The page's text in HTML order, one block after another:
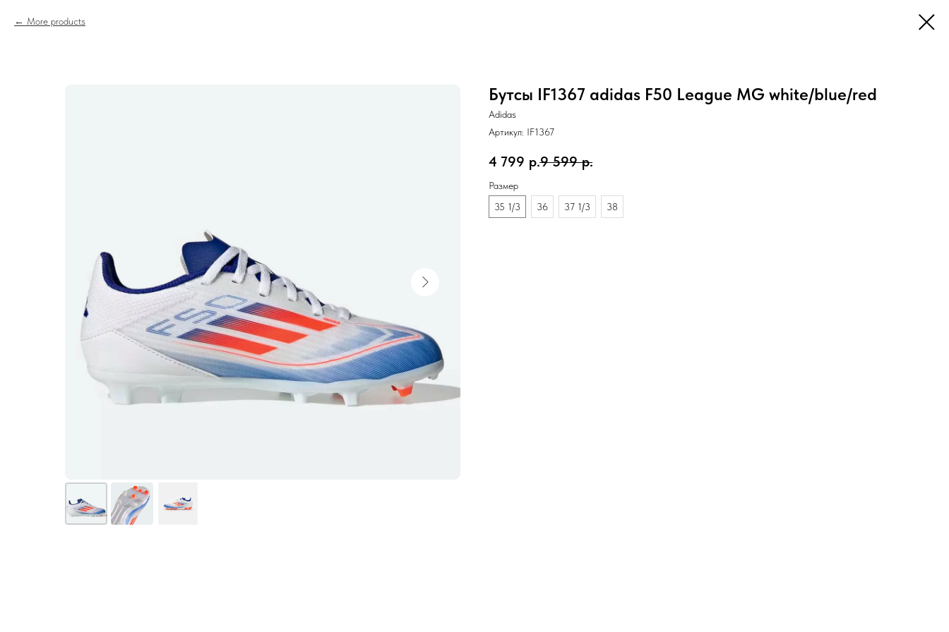
More products
Бутсы IF1367 adidas F50 League MG white/blue/red
Adidas
Артикул: IF1367
4 799 р.9 599 р.
Размер
35 1/3
36 37 1/3 38